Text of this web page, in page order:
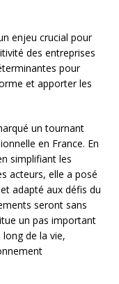
enjeu crucial pour
des entreprises
pour
et apporter les
un tournant
en France. En
simplifiant les
acteurs, elle a posé
adapté aux défis du
seront sans
un pas important
de la vie,